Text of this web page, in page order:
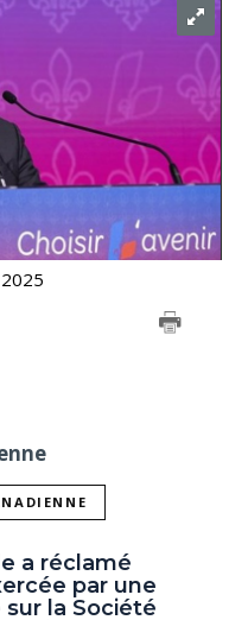
a réclamé
par une
la Société